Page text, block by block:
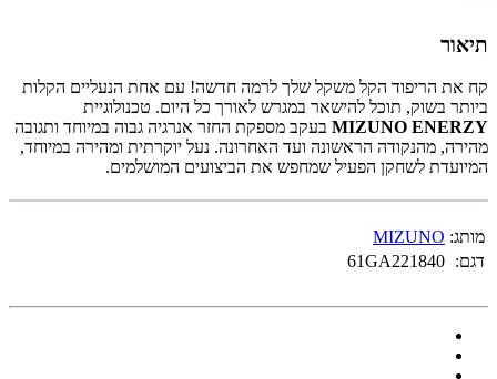
תיאור
קח את הריפוד הקל משקל שלך לרמה חדשה! עם אחת הנעליים הקלות
ביותר בשוק, תוכל להישאר במגרש לאורך כל היום. טכנולוגיית
MIZUNO ENERZY בעקב מספקת החזר אנרגיה גבוה במיוחד ותגובה
מהירה, מהנקודה הראשונה ועד האחרונה. נעל יוקרתית ומהירה במיוחד,
המיועדת לשחקן הפעיל שמחפש את הביצועים המושלמים.
מותג: MIZUNO
דגם: 61GA221840